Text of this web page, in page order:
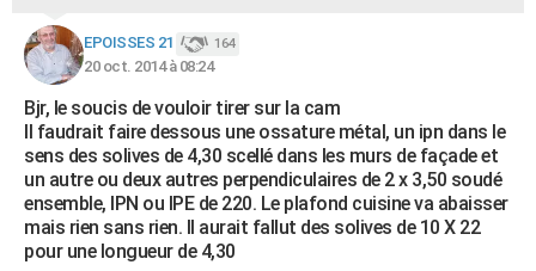
EPOISSES 21 164
20 oct. 2014 à 08:24
Bjr, le soucis de vouloir tirer sur la cam
Il faudrait faire dessous une ossature métal, un ipn dans le
sens des solives de 4,30 scellé dans les murs de façade et
un autre ou deux autres perpendiculaires de 2 x 3,50 soudé
ensemble, IPN ou IPE de 220. Le plafond cuisine va abaisser
mais rien sans rien. Il aurait fallut des solives de 10 X 22
pour une longueur de 4,30